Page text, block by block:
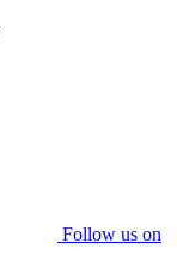
Follow us on